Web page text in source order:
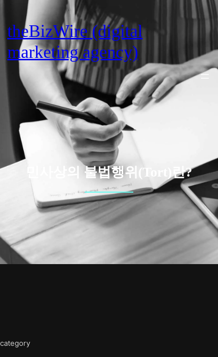
content
theBizWire (digital
marketing agency)
민사상의 불법행위(Tort)란?
category